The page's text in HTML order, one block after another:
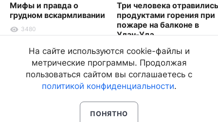
Мифы и правда о
грудном вскармливании
3480
Три человека отравились
продуктами горения при
пожаре на балконе в
Улан-Удэ
1803
На сайте используются cookie-файлы и
метрические программы. Продолжая
пользоваться сайтом вы соглашаетесь с
политикой конфиденциальности.
ПОНЯТНО